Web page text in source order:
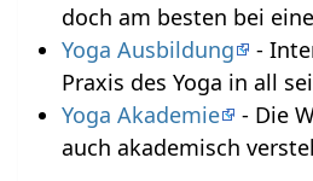
doch am besten bei
Yoga Ausbildung
-
Praxis des Yoga in all
Yoga Akademie
- Die
auch akademisch